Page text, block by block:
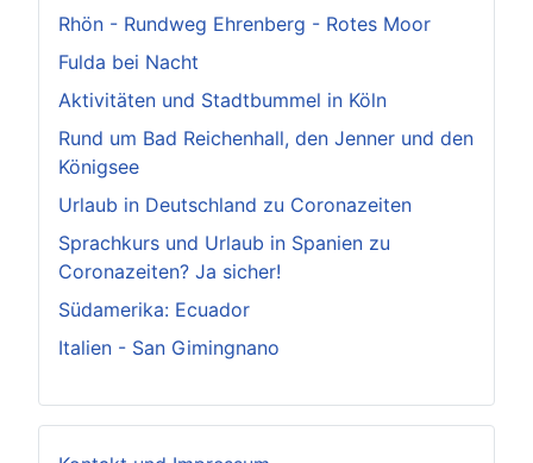
Rhön - Rundweg Ehrenberg - Rotes Moor
Fulda bei Nacht
Aktivitäten und Stadtbummel in Köln
Rund um Bad Reichenhall, den Jenner und den
Königsee
Urlaub in Deutschland zu Coronazeiten
Sprachkurs und Urlaub in Spanien zu
Coronazeiten? Ja sicher!
Südamerika: Ecuador
Italien - San Gimingnano